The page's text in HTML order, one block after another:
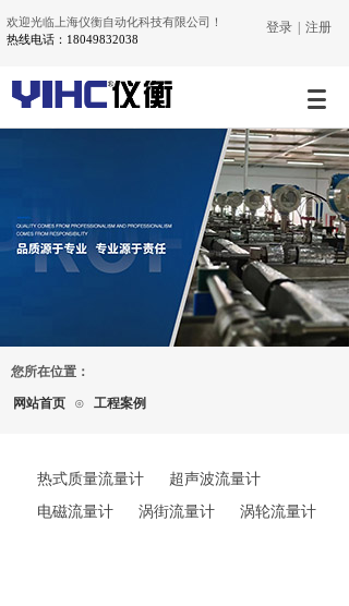
欢迎光临上海仪衡自动化科技有限公司！
热线电话：18049832038
登录 注册
网站首页 ⊙ 工程案例
您所在位置：
热式质量流量计
超声波流量计
电磁流量计
涡街流量计 涡轮流量计